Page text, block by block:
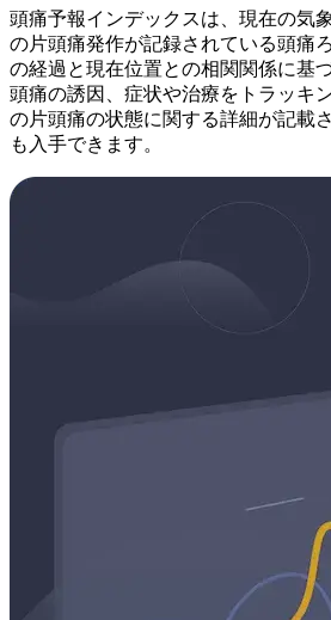
頭痛予報インデックスは、現在の気
の片頭痛発作が記録されている頭痛
の経過と現在位置との相関関係に基
頭痛の誘因、症状や治療をトラッキ
の片頭痛の状態に関する詳細が記載
も入手できます。